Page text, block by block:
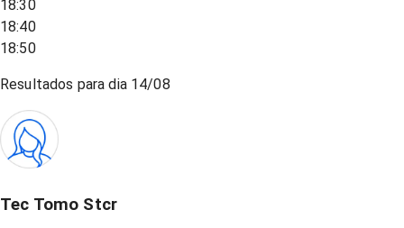
18:30
18:40
18:50
Resultados para dia 14/08
Tec Tomo Stcr